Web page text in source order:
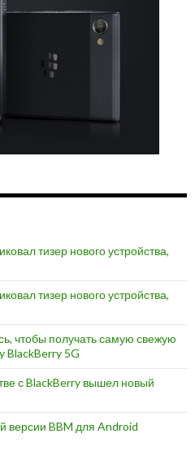
тизер нового устройства,
тизер нового устройства,
чтобы получать самую свежую
5G
с BlackBerry вышел новый
версии BBM для Android